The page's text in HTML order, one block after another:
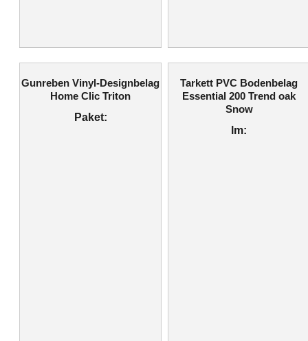
Gunreben Vinyl-Designbelag
Home Clic Triton
Paket:
Tarkett PVC Bodenbelag
Essential 200 Trend oak
Snow
lm: